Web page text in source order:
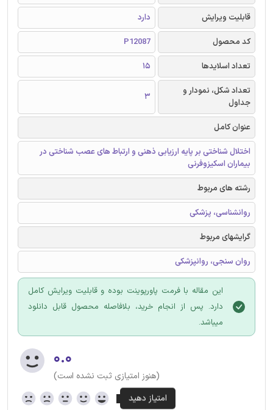
قابلیت ویرایش
دارد
کد محصول
P12087
تعداد اسلایدها
15
تعداد شکل، نمودار و
جداول
3
عنوان کامل
اختلال شناختی بر پایه ارزیابی ذهنی و ارتباط های عصب شناختی در
بیماران اسکیزوفرنی
رشته های مربوط
روانشناسی، پزشکی
گرایشهای مربوط
روان سنجی، روانپزشکی
این مقاله با فرمت پاورپوینت بوده و قابلیت ویرایش کامل
دارد. پس از انجام خرید، بلافاصله محصول قابل دانلود
میباشد.
۰.۰
(هنوز امتیازی ثبت نشده است)